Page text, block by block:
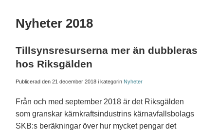
Nyheter 2018
Tillsynsresurserna mer än dubbleras
hos Riksgälden
Publicerad den 21 december 2018 i kategorin Nyheter
Från och med september 2018 är det Riksgälden
som granskar kärnkraftsindustrins kärnavfallsbolags
SKB:s beräkningar över hur mycket pengar det